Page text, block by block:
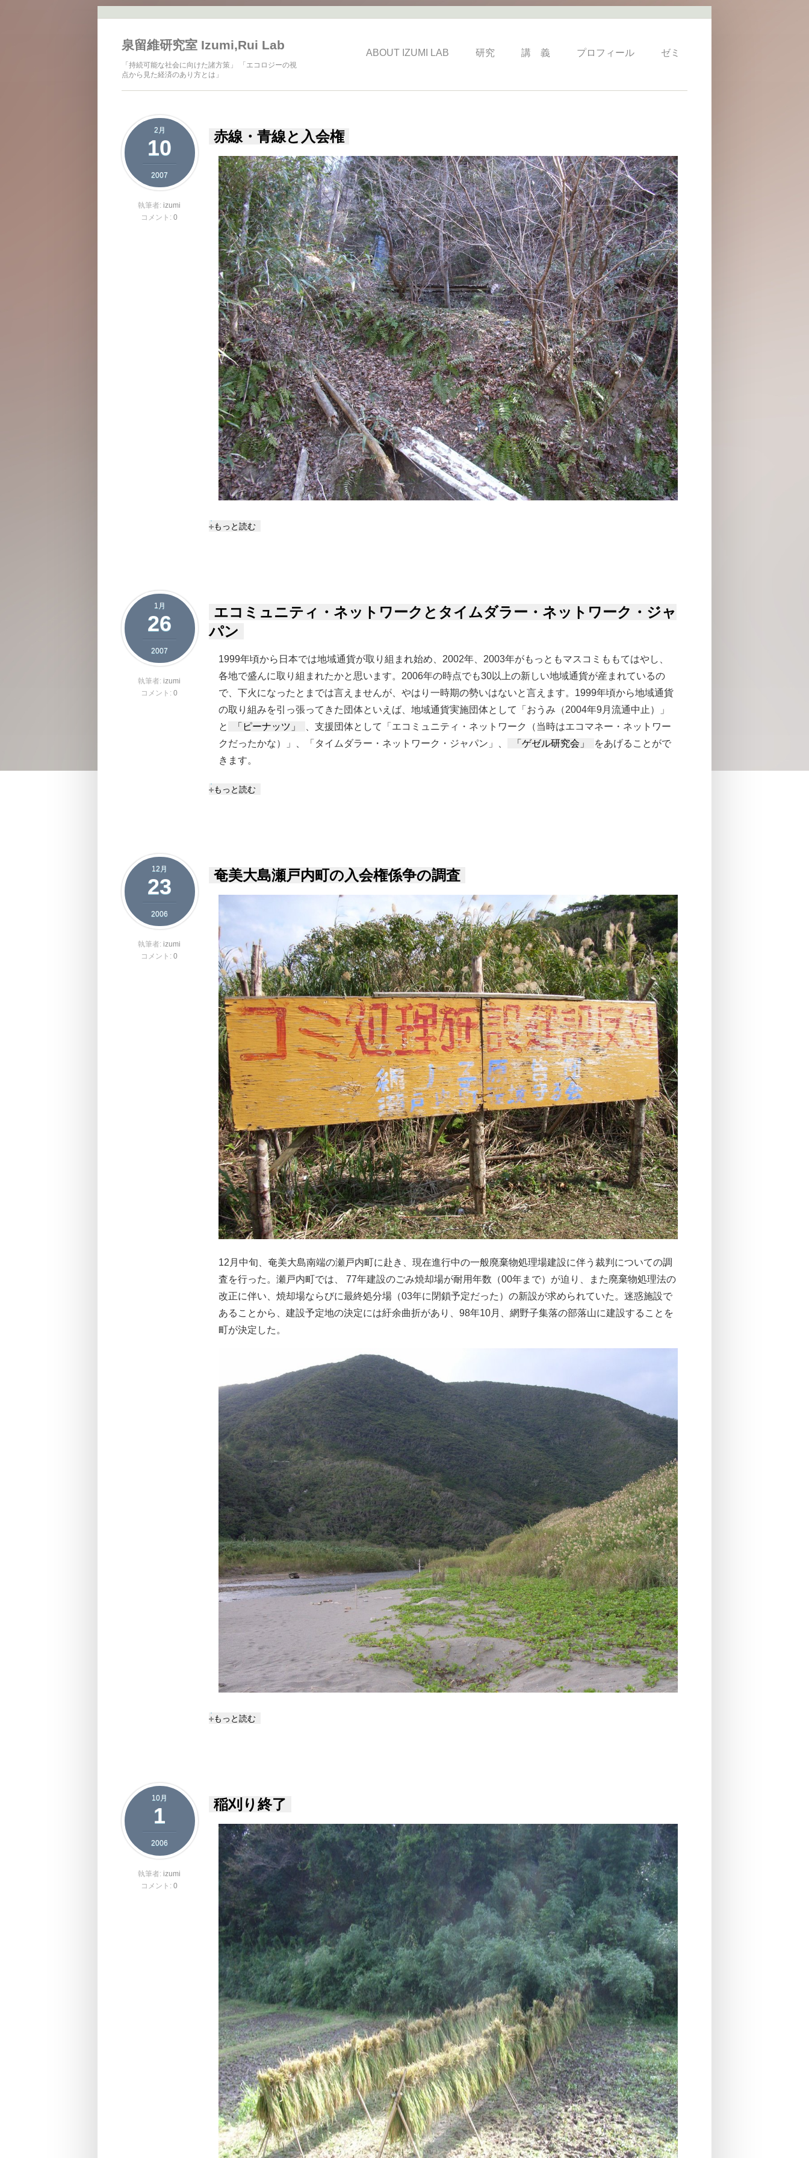
泉留維研究室 Izumi,Rui Lab
「持続可能な社会に向けた諸方策」 「エコロジーの視
点から見た経済のあり方とは」
ABOUT IZUMI LAB 研究 講 義 プロフィール ゼミ
2月
10
2007
執筆者: izumi
コメント: 0
赤線・青線と入会権
赤線・青線と入会権 について
もっと読む
1月
26
2007
執筆者: izumi
コメント: 0
エコミュニティ・ネットワークとタイムダラー・ネットワーク・ジャ
パン
1999年頃から日本では地域通貨が取り組まれ始め、2002年、2003年がもっともマスコミももてはやし、
各地で盛んに取り組まれたかと思います。2006年の時点でも30以上の新しい地域通貨が産まれているの
で、下火になったとまでは言えませんが、やはり一時期の勢いはないと言えます。1999年頃から地域通貨
の取り組みを引っ張ってきた団体といえば、地域通貨実施団体として「おうみ（2004年9月流通中止）」
と
「ピーナッツ」
、支援団体として「エコミュニティ・ネットワーク（当時はエコマネー・ネットワー
クだったかな）」、「タイムダラー・ネットワーク・ジャパン」、
「ゲゼル研究会」
をあげることがで
きます。
エコミュニティ・ネットワークとタイムダラー・ネットワーク・ジャパン について
もっと読む
12月
23
2006
執筆者: izumi
コメント: 0
奄美大島瀬戸内町の入会権係争の調査
12月中旬、奄美大島南端の瀬戸内町に赴き、現在進行中の一般廃棄物処理場建設に伴う裁判についての調
査を行った。瀬戸内町では、 77年建設のごみ焼却場が耐用年数（00年まで）が迫り、また廃棄物処理法の
改正に伴い、焼却場ならびに最終処分場（03年に閉鎖予定だった）の新設が求められていた。迷惑施設で
あることから、建設予定地の決定には紆余曲折があり、98年10月、網野子集落の部落山に建設することを
町が決定した。
奄美大島瀬戸内町の入会権係争の調査 について
もっと読む
10月
1
2006
執筆者: izumi
コメント: 0
稲刈り終了